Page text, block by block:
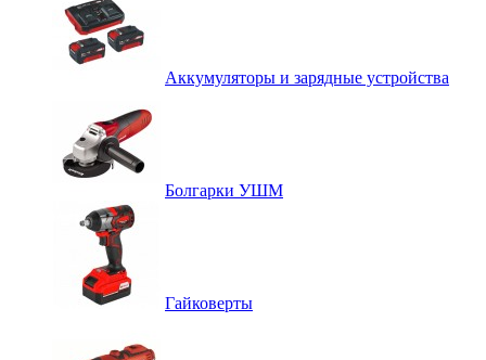
Аккумуляторы и зарядные устройства
Болгарки УШМ
Гайковерты